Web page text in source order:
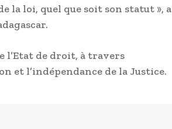
la loi, quel que soit son statut », a
l’Etat de droit, à travers
et l’indépendance de la Justice.